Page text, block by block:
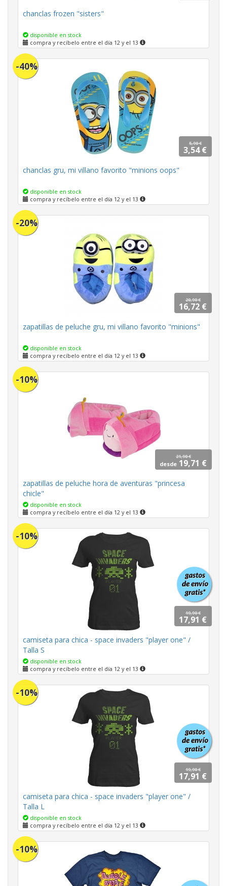
chanclas frozen "sisters"
disponible en stock
compra y recíbelo entre el día 12 y el 13
-40%
5,90 €
3,54 €
chanclas gru, mi villano favorito "minions oops"
disponible en stock
compra y recíbelo entre el día 12 y el 13
-20%
20,90 €
16,72 €
zapatillas de peluche gru, mi villano favorito "minions"
disponible en stock
compra y recíbelo entre el día 12 y el 13
-10%
21,90 €
desde 19,71 €
zapatillas de peluche hora de aventuras "princesa
chicle"
disponible en stock
compra y recíbelo entre el día 12 y el 13
-10%
19,90 €
17,91 €
camiseta para chica - space invaders "player one" /
Talla S
disponible en stock
compra y recíbelo entre el día 12 y el 13
-10%
19,90 €
17,91 €
camiseta para chica - space invaders "player one" /
Talla L
disponible en stock
compra y recíbelo entre el día 12 y el 13
-10%